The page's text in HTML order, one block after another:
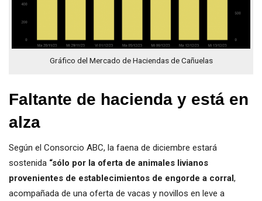
Gráfico del Mercado de Haciendas de Cañuelas
Faltante de hacienda y está en
alza
Según el Consorcio ABC, la faena de diciembre estará
sostenida “sólo por la oferta de animales livianos
provenientes de establecimientos de engorde a corral,
acompañada de una oferta de vacas y novillos en leve a